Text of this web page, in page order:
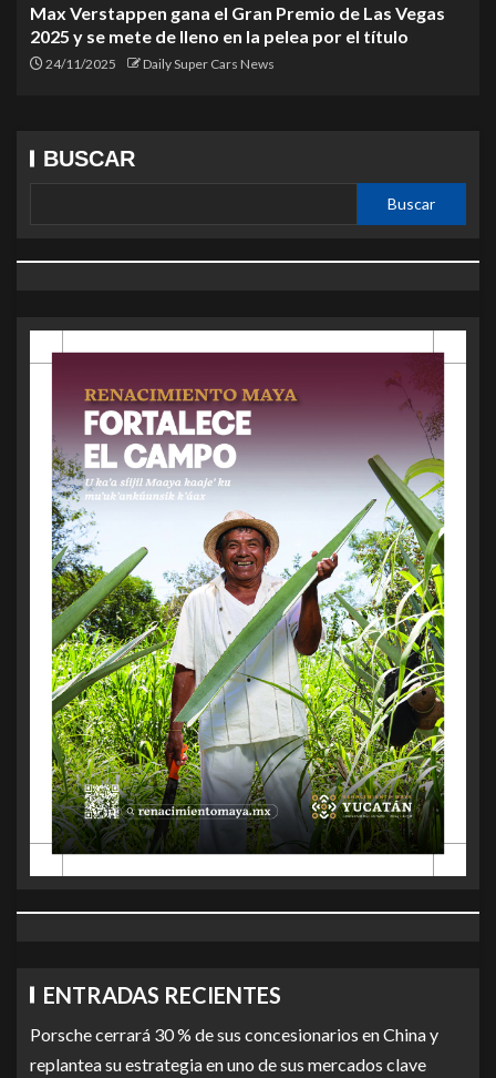
Max Verstappen gana el Gran Premio de Las Vegas
2025 y se mete de lleno en la pelea por el título
24/11/2025 Daily Super Cars News
BUSCAR
Buscar
ENTRADAS RECIENTES
Porsche cerrará 30 % de sus concesionarios en China y
replantea su estrategia en uno de sus mercados clave